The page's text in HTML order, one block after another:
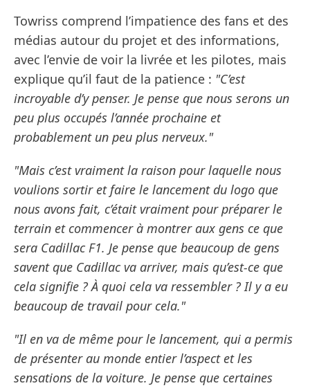
Towriss comprend l’impatience des fans et des
médias autour du projet et des informations,
avec l’envie de voir la livrée et les pilotes, mais
explique qu’il faut de la patience : "C’est
incroyable d’y penser. Je pense que nous serons un
peu plus occupés l’année prochaine et
probablement un peu plus nerveux."
"Mais c’est vraiment la raison pour laquelle nous
voulions sortir et faire le lancement du logo que
nous avons fait, c’était vraiment pour préparer le
terrain et commencer à montrer aux gens ce que
sera Cadillac F1. Je pense que beaucoup de gens
savent que Cadillac va arriver, mais qu’est-ce que
cela signifie ? À quoi cela va ressembler ? Il y a eu
beaucoup de travail pour cela."
"Il en va de même pour le lancement, qui a permis
de présenter au monde entier l’aspect et les
sensations de la voiture. Je pense que certaines